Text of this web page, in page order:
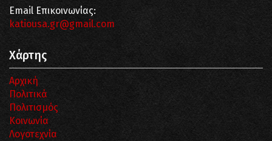
Email Επικοινωνίας:
katiousa.gr@gmail.com
Χάρτης
Αρχική
Πολιτικά
Πολιτισμός
Κοινωνία
Λογοτεχνία